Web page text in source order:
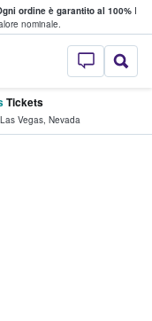
ordine è garantito al 100%I
nominale.
StubHub - Dove
Tickets
Las Vegas, Nevada